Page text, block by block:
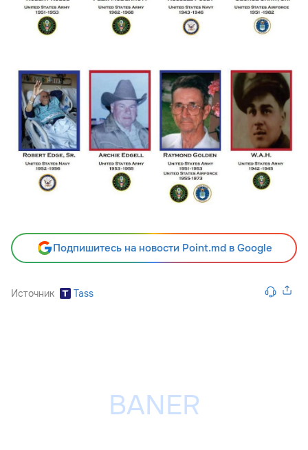
Подпишитесь на новости Point.md в Google
Источник Tass